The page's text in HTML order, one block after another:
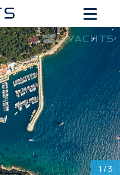
1/ 3
ОПРЕДЕЛЕНИЯ
2026
ЧТ ПТ
30 31 1
2
6 7 8
9
13 14 15
16
21 22
23
27 28 29
30
3 4 5 6